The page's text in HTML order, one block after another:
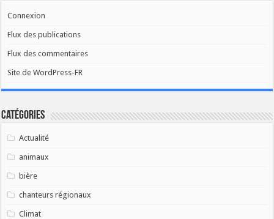
Connexion
Flux des publications
Flux des commentaires
Site de WordPress-FR
Catégories
Actualité
animaux
bière
chanteurs régionaux
Climat